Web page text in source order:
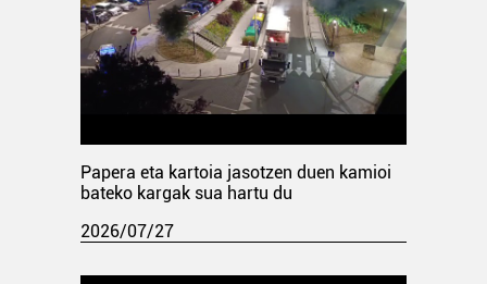
Papera eta kartoia jasotzen duen kamioi
bateko kargak sua hartu du
2026/07/27